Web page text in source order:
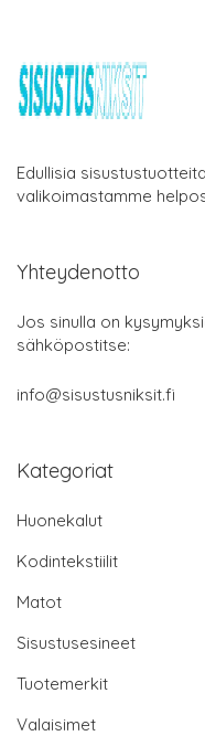
Edullisia
valikoimastamme
Yhteydenotto
Jos sinulla on
sähköpostitse:
info@sisustusniksit.fi
Kategoriat
Huonekalut
Kodintekstiilit
Matot
Sisustusesineet
Tuotemerkit
Valaisimet